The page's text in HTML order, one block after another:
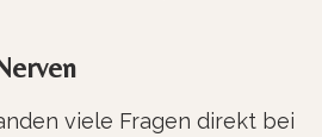
viele Fragen direkt bei